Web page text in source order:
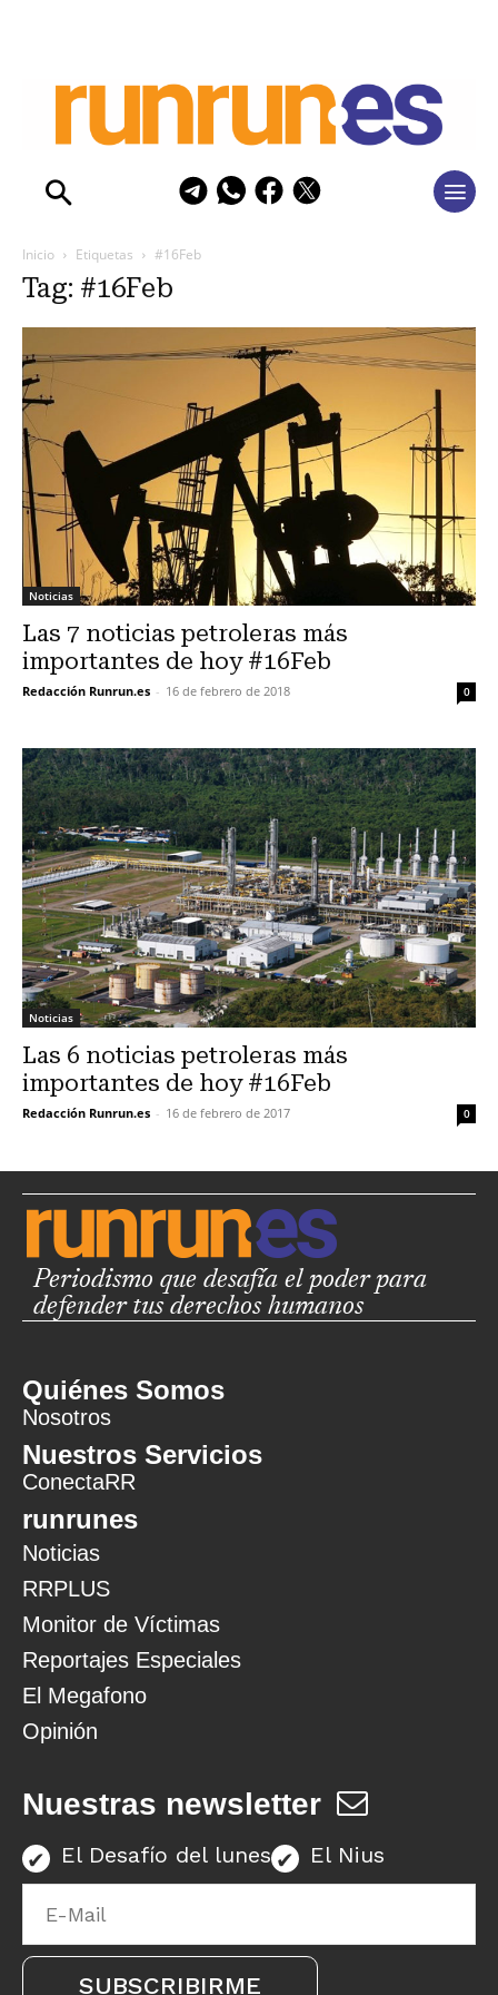
Inicio Etiquetas #16Feb
Tag: #16Feb
Noticias
Las 7 noticias petroleras más
importantes de hoy #16Feb
Redacción Runrun.es - 16 de febrero de 2018 0
Noticias
Las 6 noticias petroleras más
importantes de hoy #16Feb
Redacción Runrun.es - 16 de febrero de 2017 0
Periodismo que desafía el poder para
defender tus derechos humanos
Quiénes Somos
Nosotros
Nuestros Servicios
ConectaRR
runrunes
Noticias
RRPLUS
Monitor de Víctimas
Reportajes Especiales
El Megafono
Opinión
Nuestras newsletter
El Desafío del lunes El Nius